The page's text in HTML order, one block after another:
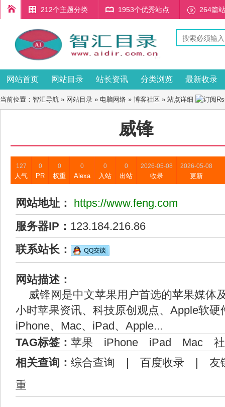
212个主题分类 1953个优秀站点 264篇
网站首页 网站目录 站长资讯 分类浏览 最新收录
当前位置： 智汇导航 » 网站目录 » 电脑网络 » 博客社区 » 站点详细
威锋
127
人气
0
PR
0
权重
0
Alexa
0
入站
0
出站
2026-05-08
收录
2026-05-08
更新
网站地址：
https://www.feng.com
服务器IP： 123.184.216.86
联系站长：
网站描述：
威锋网是中文苹果用户首选的苹果媒体
小时苹果资讯、科技原创观点、Apple软硬
iPhone、Mac、iPad、Apple...
TAG标签： 苹果 iPhone iPad Mac
相关查询： 综合查询 | 百度收录 | 友
重